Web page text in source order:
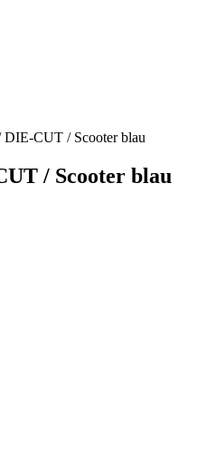
DIE-CUT / Scooter blau
/ Scooter blau